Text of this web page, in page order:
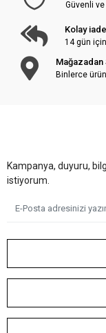
Güvenli
Kolay iade
14 gün
Mağazadan
Binlerce
Kampanya, duyuru,
istiyorum.